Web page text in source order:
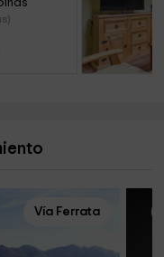
Vía Ferrata